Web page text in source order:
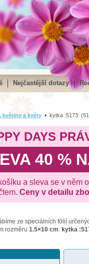
Nejčastější dotazy
květiny a květy kytka :5173:
DAYS
40 %
a sleva se v něm
Ceny v detailu
ze speciálních fólií
rozměru 1.5×10 cm. kytka